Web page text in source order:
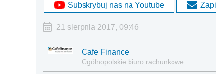
Subskrybuj nas na Youtube
21 sierpnia 2017, 09:46
Cafe Finance
Ogólnopolskie biuro rachunkowe